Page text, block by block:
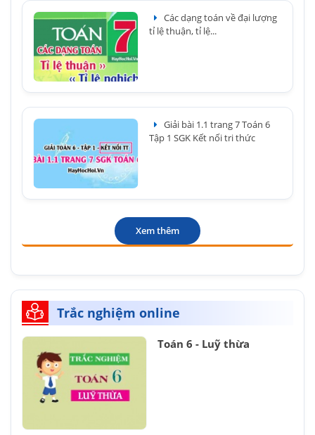
Các dạng toán về đại lượng
tỉ lệ thuận, tỉ lệ...
Giải bài 1.1 trang 7 Toán 6
Tập 1 SGK Kết nối tri thức
Xem thêm
Trắc nghiệm online
Toán 6 - Luỹ thừa